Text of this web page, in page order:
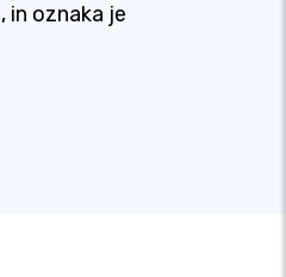
in oznaka je